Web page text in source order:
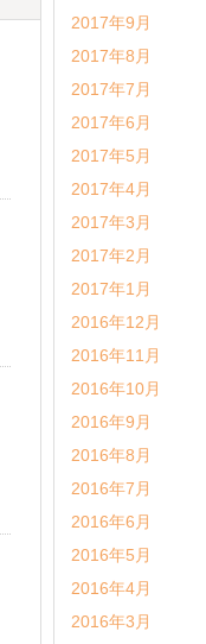
2017年9月
2017年8月
2017年7月
2017年6月
2017年5月
2017年4月
2017年3月
2017年2月
2017年1月
2016年12月
2016年11月
2016年10月
2016年9月
2016年8月
2016年7月
2016年6月
2016年5月
2016年4月
2016年3月